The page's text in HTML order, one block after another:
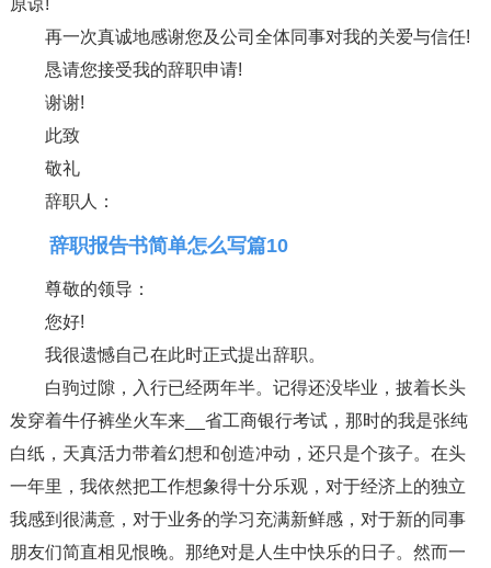
原谅!
再一次真诚地感谢您及公司全体同事对我的关爱与信任!
恳请您接受我的辞职申请!
谢谢!
此致
敬礼
辞职人：
辞职报告书简单怎么写篇10
尊敬的领导：
您好!
我很遗憾自己在此时正式提出辞职。
白驹过隙，入行已经两年半。记得还没毕业，披着长头
发穿着牛仔裤坐火车来__省工商银行考试，那时的我是张纯
白纸，天真活力带着幻想和创造冲动，还只是个孩子。在头
一年里，我依然把工作想象得十分乐观，对于经济上的独立
我感到很满意，对于业务的学习充满新鲜感，对于新的同事
朋友们简直相见恨晚。那绝对是人生中快乐的日子。然而一